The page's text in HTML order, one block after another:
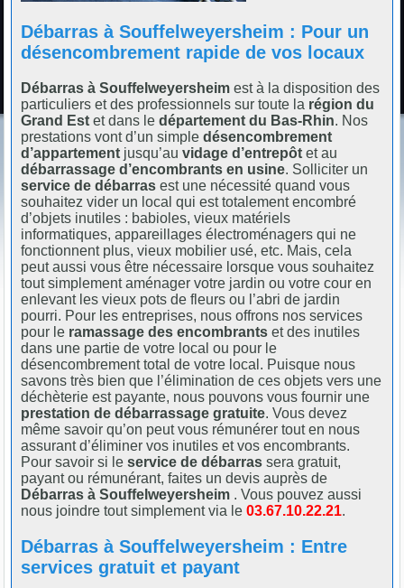
Débarras à Souffelweyersheim : Pour un
désencombrement rapide de vos locaux
Débarras à Souffelweyersheimest à la disposition des
particuliers et des professionnels sur toute la région du
Grand Est et dans ledépartement du Bas-Rhin. Nos
prestations vont d’un simpledésencombrement
d’appartement jusqu’auvidage d’entrepôt et au
débarrassage d’encombrants en usine. Solliciter un
service de débarras est une nécessité quand vous
souhaitez vider un local qui est totalement encombré
d’objets inutiles : babioles, vieux matériels
informatiques, appareillages électroménagers qui ne
fonctionnent plus, vieux mobilier usé, etc. Mais, cela
peut aussi vous être nécessaire lorsque vous souhaitez
tout simplement aménager votre jardin ou votre cour en
enlevant les vieux pots de fleurs ou l’abri de jardin
pourri. Pour les entreprises, nous offrons nos services
pour le ramassage des encombrants et des inutiles
dans une partie de votre local ou pour le
désencombrement total de votre local. Puisque nous
savons très bien que l’élimination de ces objets vers une
déchèterie est payante, nous pouvons vous fournir une
prestation de débarrassage gratuite. Vous devez
même savoir qu’on peut vous rémunérer tout en nous
assurant d’éliminer vos inutiles et vos encombrants.
Pour savoir si leservice de débarras sera gratuit,
payant ou rémunérant, faites un devis auprès de
Débarras à Souffelweyersheim . Vous pouvez aussi
nous joindre tout simplement via le03.67.10.22.21.
Débarras à Souffelweyersheim : Entre
services gratuit et payant